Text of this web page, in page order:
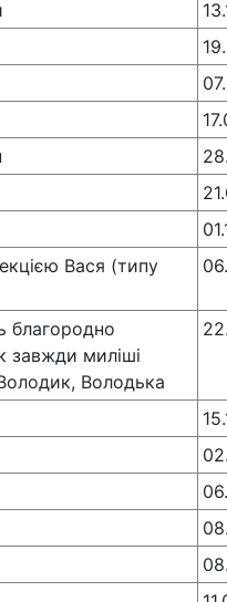
Вася (типу
благородно
завжди миліші
Володька